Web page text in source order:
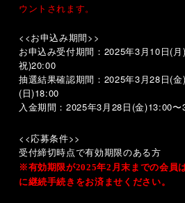
ウントされます。
<<お申込み期間>>
お申込み受付期間： 2025年3月10日(月
祝)20:00
抽選結果確認期間： 2025年3月28日(金
(日)18:00
入金期間：2025年3月28日 (金)13:00〜
<<応募条件>>
受付締切時点で有効期限のある方
※有効期限が2025年2月末までの会員
に継続手続きをお済ませください。